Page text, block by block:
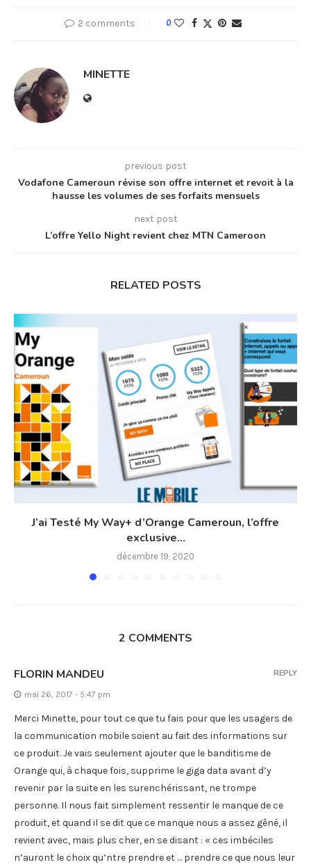
2 comments 0
MINETTE
previous post
Vodafone Cameroun révise son offre internet et revoit à la
hausse les volumes de ses forfaits mensuels
next post
L’offre Yello Night revient chez MTN Cameroon
RELATED POSTS
J’ai Testé My Way+ d’Orange Cameroun, l’offre
exclusive...
décembre 19, 2020
2 COMMENTS
FLORIN MANDEU
mai 26, 2017 - 5:47 pm
Merci Minette, pour tout ce que tu fais pour que les usagers de
la communication mobile soient au fait des informations sur
ce produit. Je vais seulement ajouter que le banditisme de
Orange qui, à chaque fois, supprime le giga data avant d’y
revenir par la suite en les surenchérissant, ne trompe
personne. Il nous fait simplement ressentir le manque de ce
produit, et quand il se dit que ce manque nous a assez gêné, il
revient avec, mais plus cher, en se disant : « ces imbéciles
n’auront le choix qu’ntre prendre et … prendre ce que nous leur
REPLY